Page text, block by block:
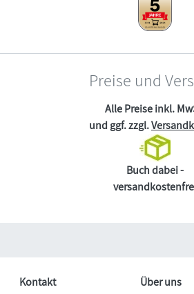
Preise und
Alle Preise inkl.
und ggf. zzgl.
Buch dabei -
Kontakt Über uns